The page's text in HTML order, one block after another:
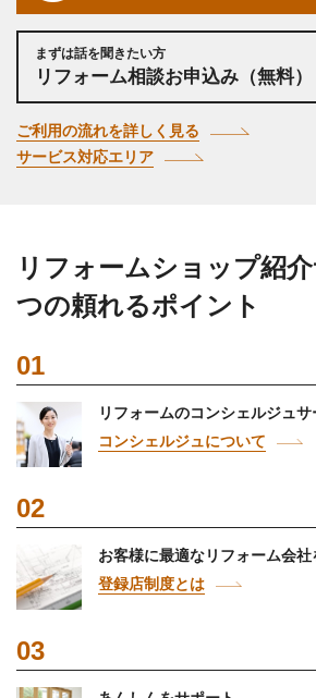
まずは話を聞きたい方
リフォーム相談お申込み（無料）
ご利用の流れを詳しく見る
サービス対応エリア
リフォームショップ紹
つの頼れるポイント
01
リフォームのコンシェルジュサ
コンシェルジュについて
02
お客様に最適なリフォーム会社
登録店制度とは
03